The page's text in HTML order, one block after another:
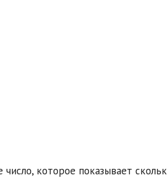
которое показывает